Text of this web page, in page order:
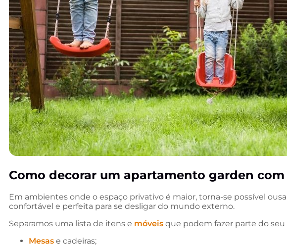
Como decorar um apartamento garden
Em ambientes onde o espaço privativo é maior, torna-se possível
confortável e perfeita para se desligar do mundo externo.
Separamos uma lista de itens e móveis que podem fazer parte do
Mesas e cadeiras;